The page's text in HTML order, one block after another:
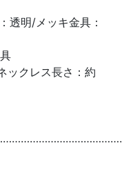
明/メッキ金具：
ックレス長さ：約